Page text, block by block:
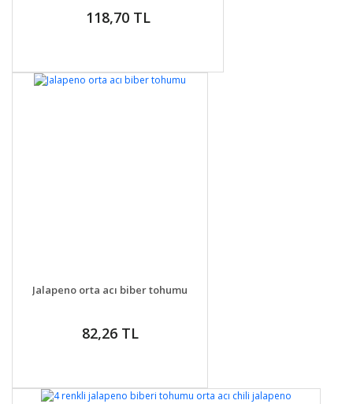
118,70 TL
DETAYLAR
Jalapeno orta acı biber tohumu
82,26 TL